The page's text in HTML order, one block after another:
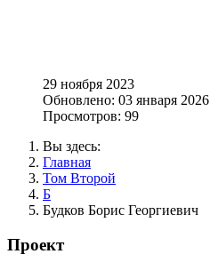
29 ноября 2023
Обновлено: 03 января 2026
Просмотров: 99
Вы здесь:
Главная
Том Второй
Б
Будков Борис Георгиевич
Проект